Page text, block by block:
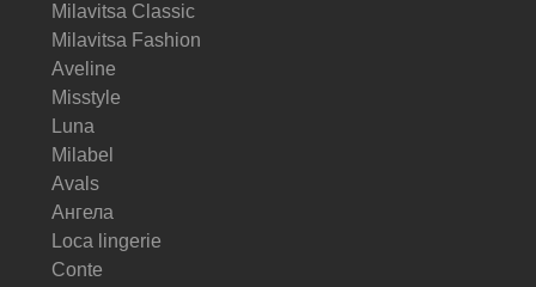
Milavitsa Classic
Milavitsa Fashion
Aveline
Misstyle
Luna
Milabel
Avals
Ангела
Loca lingerie
Conte